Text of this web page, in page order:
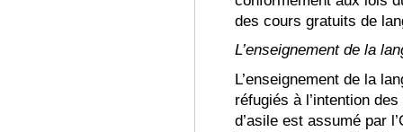
des cours gratuits de
L’enseignement de la
L’enseignement de la
réfugiés à l’intention
d’asile est assumé par